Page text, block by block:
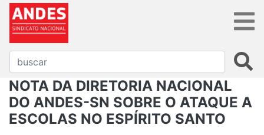
NOTA DA DIRETORIA NACIONAL
DO ANDES-SN SOBRE O ATAQUE A
ESCOLAS NO ESPÍRITO SANTO